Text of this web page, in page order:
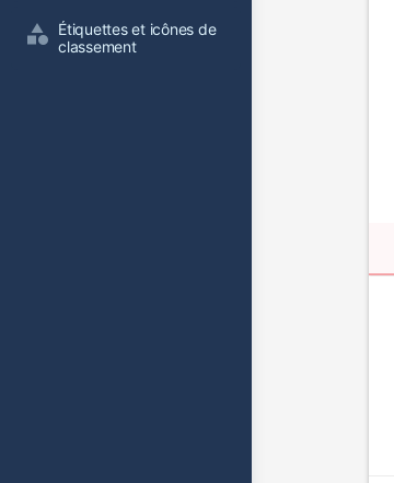
Étiquettes et icônes de
classement